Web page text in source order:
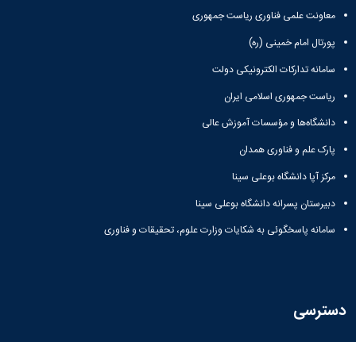
معاونت علمی فناوری ریاست جمهوری
پورتال امام خمینی (ره)
سامانه تدارکات الکترونیکی دولت
ریاست جمهوری اسلامی ایران
دانشگاه‌ها و مؤسسات آموزش عالی
پارک علم و فناوری همدان
مرکز آپا دانشگاه بوعلی سینا
دبیرستان پسرانه دانشگاه بوعلی سینا
سامانه پاسخگوئی به شکایات وزارت علوم، تحقیقات و فناوری
دسترسی